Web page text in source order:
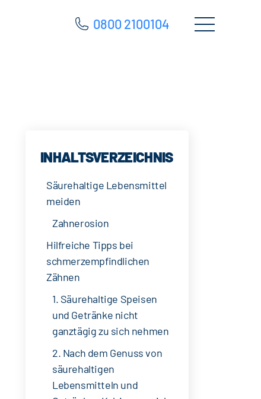
0800 2100104
INHALTSVERZEICHNIS
Säurehaltige Lebensmittel
meiden
Zahnerosion
Hilfreiche Tipps bei
schmerzempfindlichen
Zähnen
1. Säurehaltige Speisen
und Getränke nicht
ganztägig zu sich nehmen
2. Nach dem Genuss von
säurehaltigen
Lebensmitteln und